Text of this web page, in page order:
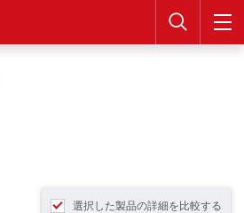
検索
選択した製品の詳細を比較する